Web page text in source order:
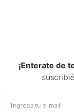
¡Enterate de